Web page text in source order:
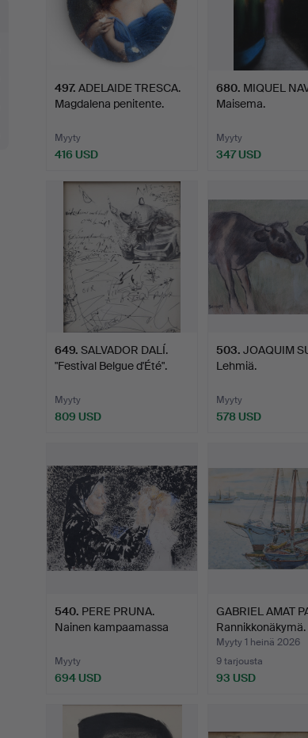
497. ADELAIDE TRESCA.
Magdalena penitente.
Myyty
416 USD
680. MIQUEL
Maisema.
Myyty
347 USD
649. SALVADOR DALÍ.
"Festival Belgue d'Été".
Myyty
809 USD
503. JOAQUIM
Lehmiä.
Myyty
578 USD
540. PERE PRUNA.
Nainen kampaamassa
Myyty
694 USD
GABRIEL AMAT
Rannikkonäkymä.
Myyty 1 heinä 2026
9 tarjousta
93 USD